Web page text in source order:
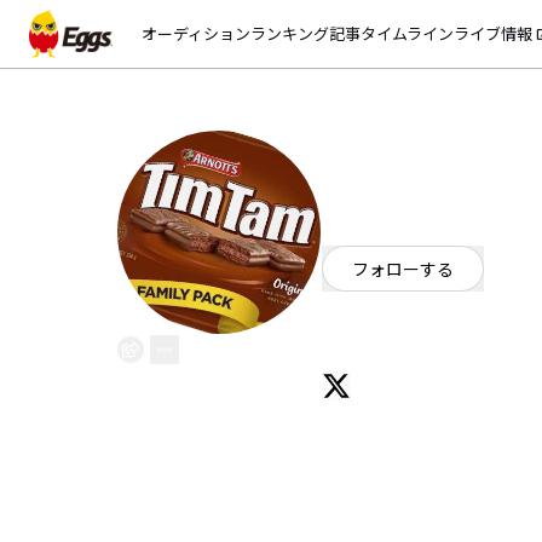
オーディションランキング記事タイムラインライブ情報
フォローする